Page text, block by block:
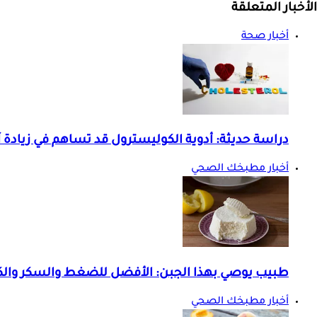
الأخبار المتعلقة
أخبار صحة
دراسة حديثة: أدوية الكوليسترول قد تساهم في زيادة
أخبار مطبخك الصحي
طبيب يوصي بهذا الجبن: الأفضل للضغط والسكر
أخبار مطبخك الصحي